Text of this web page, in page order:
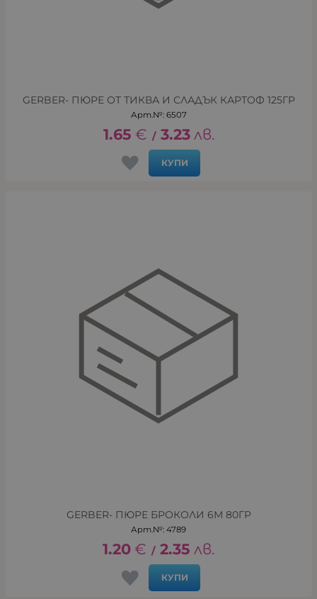
GERBER- ПЮРЕ ОТ ТИКВА И СЛАДЪК КАРТОФ 125ГР
Арт.№: 6507
1.65 € / 3.23 лв.
КУПИ
GERBER- ПЮРЕ БРОКОЛИ 6М 80ГР
Арт.№: 4789
1.20 € / 2.35 лв.
КУПИ